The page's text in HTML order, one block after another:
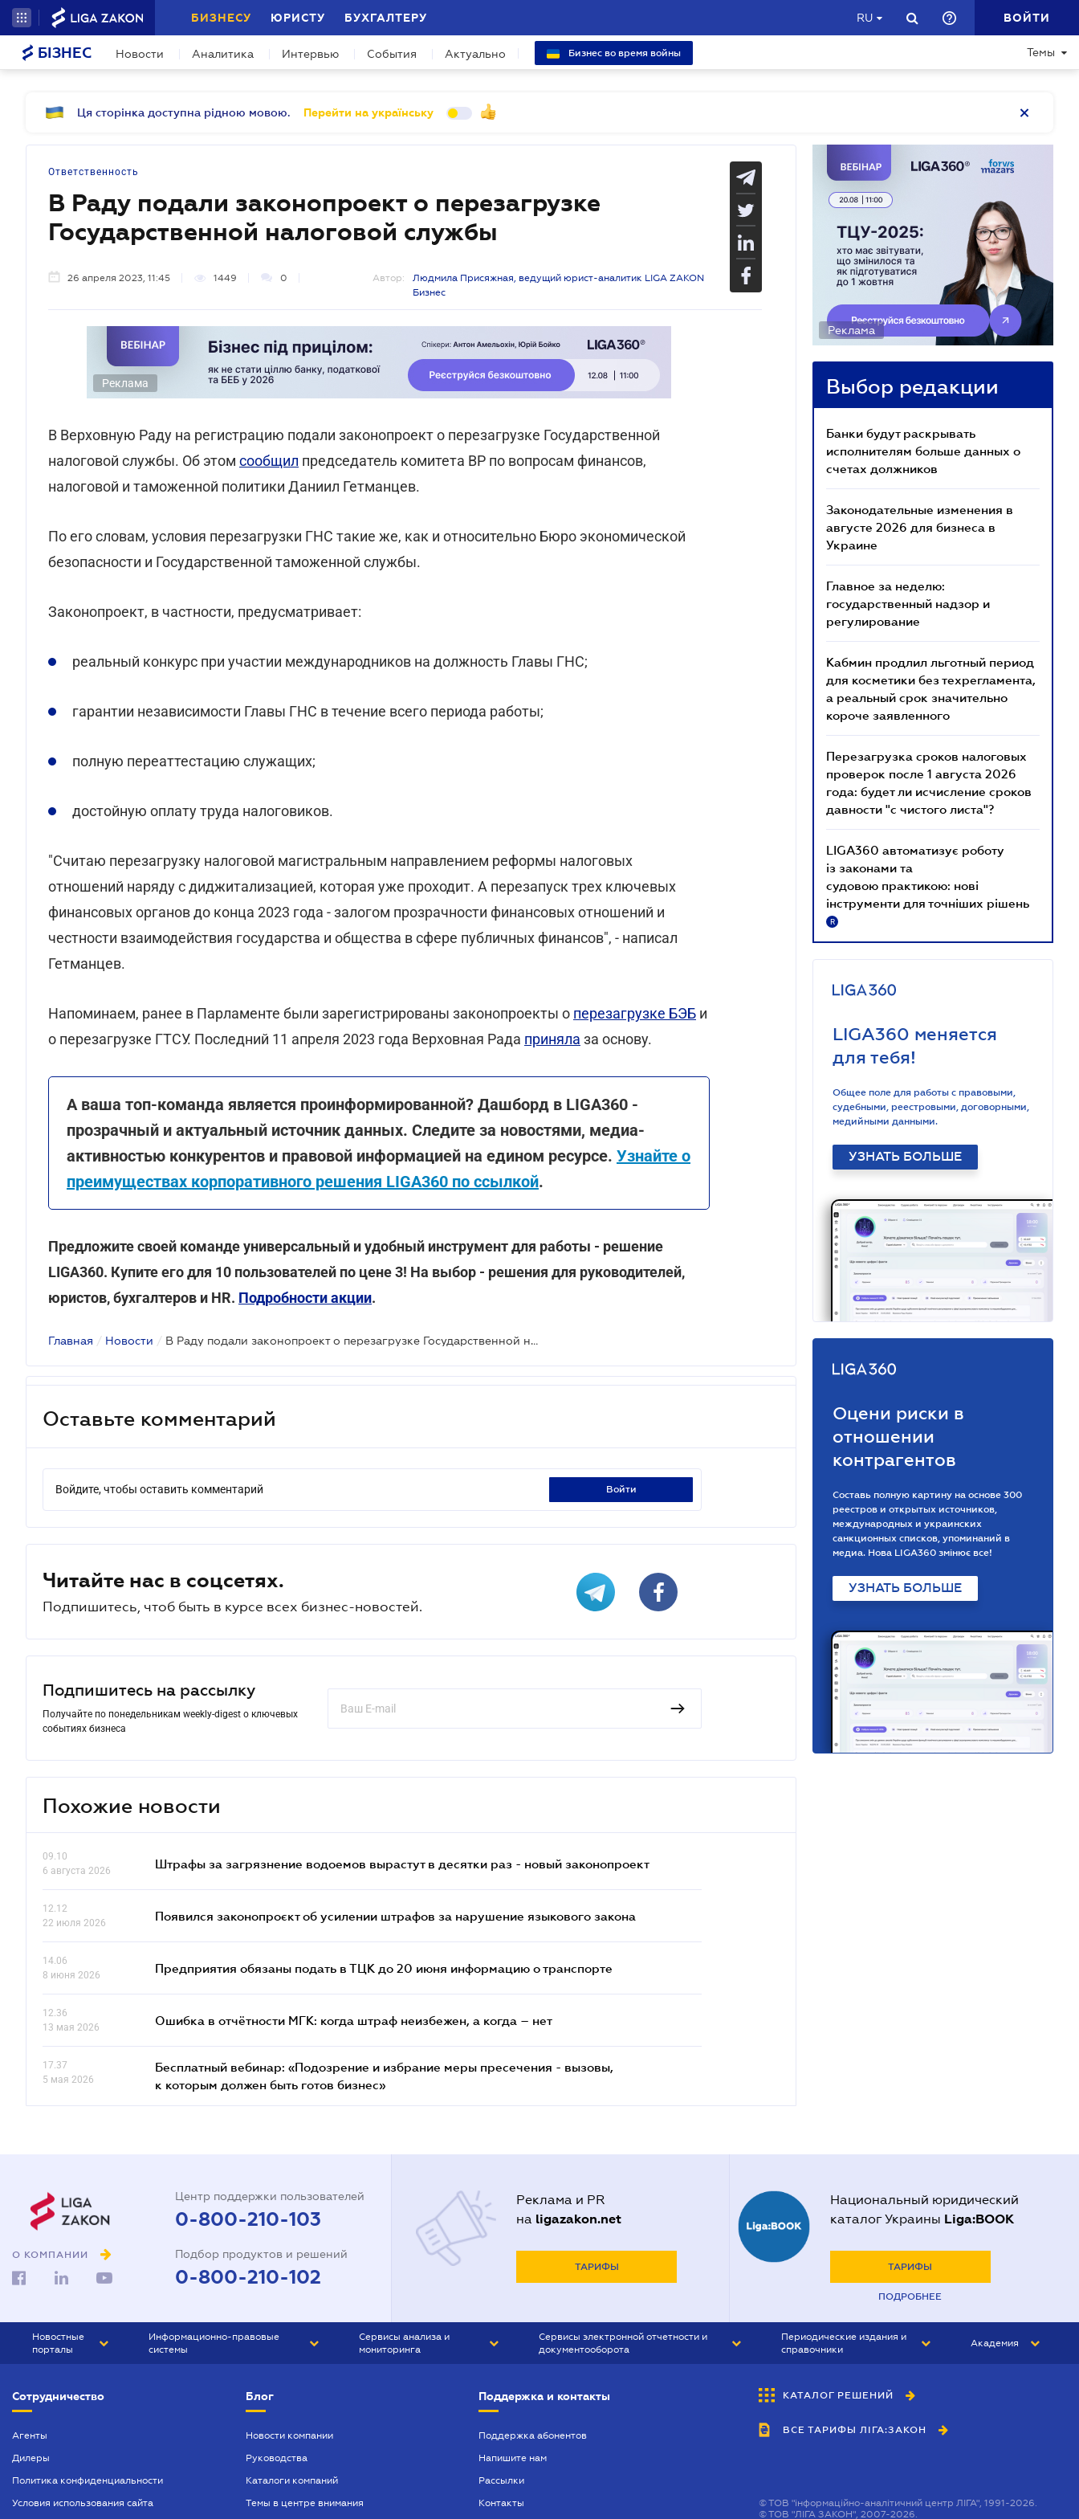
БИЗНЕСУ ЮРИСТУ БУХГАЛТЕРУ RU ВОЙТИ
БІЗНЕС Новости Аналитика Интервью События Актуально Бизнес во время войны Темы
Ця сторінка доступна рідною мовою. Перейти на українську
Ответственность
В Раду подали законопроект о перезагрузке
Государственной налоговой службы
26 апреля 2023, 11:45 1449 0 Автор:
Людмила Присяжная, ведущий юрист-аналитик LIGA ZAKON
Бизнес
Реклама
В Верховную Раду на регистрацию подали законопроект о перезагрузке Государственной
налоговой службы. Об этом сообщил председатель комитета ВР по вопросам финансов,
налоговой и таможенной политики Даниил Гетманцев.
По его словам, условия перезагрузки ГНС такие же, как и относительно Бюро экономической
безопасности и Государственной таможенной службы.
Законопроект, в частности, предусматривает:
реальный конкурс при участии международников на должность Главы ГНС;
гарантии независимости Главы ГНС в течение всего периода работы;
полную переаттестацию служащих;
достойную оплату труда налоговиков.
"Считаю перезагрузку налоговой магистральным направлением реформы налоговых
отношений наряду с диджитализацией, которая уже проходит. А перезапуск трех ключевых
финансовых органов до конца 2023 года - залогом прозрачности финансовых отношений и
честности взаимодействия государства и общества в сфере публичных финансов", - написал
Гетманцев.
Напоминаем, ранее в Парламенте были зарегистрированы законопроекты о перезагрузке БЭБ и
о перезагрузке ГТСУ. Последний 11 апреля 2023 года Верховная Рада приняла за основу.
А ваша топ-команда является проинформированной? Дашборд в LIGA360 -
прозрачный и актуальный источник данных. Следите за новостями, медиа-
активностью конкурентов и правовой информацией на едином ресурсе. Узнайте о
преимуществах корпоративного решения LIGA360 по ссылкой.
Предложите своей команде универсальный и удобный инструмент для работы - решение
LIGA360. Купите его для 10 пользователей по цене 3! На выбор - решения для руководителей,
юристов, бухгалтеров и HR. Подробности акции.
Главная / Новости / В Раду подали законопроект о перезагрузке Государственной налоговой службы
Оставьте комментарий
Войдите, чтобы оставить комментарий войти
Читайте нас в соцсетях.
Подпишитесь, чтоб быть в курсе всех бизнес-новостей.
Подпишитесь на рассылку
Получайте по понедельникам weekly-digest о ключевых
событиях бизнеса
Похожие новости
09.10
6 августа 2026
Штрафы за загрязнение водоемов вырастут в десятки раз - новый законопроект
12.12
22 июля 2026
Появился законопроєкт об усилении штрафов за нарушение языкового закона
14.06
8 июня 2026
Предприятия обязаны подать в ТЦК до 20 июня информацию о транспорте
12.36
13 мая 2026
Ошибка в отчётности МГК: когда штраф неизбежен, а когда – нет
17.37
5 мая 2026
Бесплатный вебинар: «Подозрение и избрание меры пресечения - вызовы,
к которым должен быть готов бизнес»
Реклама
Выбор редакции
Банки будут раскрывать
исполнителям больше данных о
счетах должников
Законодательные изменения в
августе 2026 для бизнеса в
Украине
Главное за неделю:
государственный надзор и
регулирование
Кабмин продлил льготный период
для косметики без техрегламента,
а реальный срок значительно
короче заявленного
Перезагрузка сроков налоговых
проверок после 1 августа 2026
года: будет ли исчисление сроков
давности "с чистого листа"?
LIGA360 автоматизує роботу
із законами та
судовою практикою: нові
інструменти для точніших рішень
R
LIGA360 меняется
для тебя!
Общее поле для работы с правовыми,
судебными, реестровыми, договорными,
медийными данными.
УЗНАТЬ БОЛЬШЕ
Оцени риски в
отношении
контрагентов
Составь полную картину на основе 300
реестров и открытых источников,
международных и украинских
санкционных списков, упоминаний в
медиа. Нова LIGA360 змінює все!
УЗНАТЬ БОЛЬШЕ
О КОМПАНИИ
Центр поддержки пользователей
0-800-210-103
Подбор продуктов и решений
0-800-210-102
Реклама и PR
на ligazakon.net
ТАРИФЫ
Национальный юридический
каталог Украины Liga:BOOK
ТАРИФЫ
ПОДРОБНЕЕ
Новостные
порталы
БИЗНЕС
Информационно-правовые
системы
БУХГАЛТЕР ПРОФ
ЮРИСТ ПРОФ
Сервисы анализа и
мониторинга
Сервисы электронной отчетности и
документооборота
Периодические издания и
справочники
БУХГАЛТЕР&ЗАКОН
ВЕСТНИК МСФО
Академия
Сотрудничество
Агенты
Дилеры
Политика конфиденциальности
Условия использования сайта
Блог
Новости компании
Руководства
Каталоги компаний
Темы в центре внимания
Поддержка и контакты
Поддержка абонентов
Напишите нам
Рассылки
Контакты
КАТАЛОГ РЕШЕНИЙ
ВСЕ ТАРИФЫ ЛІГА:ЗАКОН
©ТОВ "інформаційно-аналітичний центр ЛІГА", 1991-2026.
©ТОВ "ЛІГА ЗАКОН", 2007-2026.